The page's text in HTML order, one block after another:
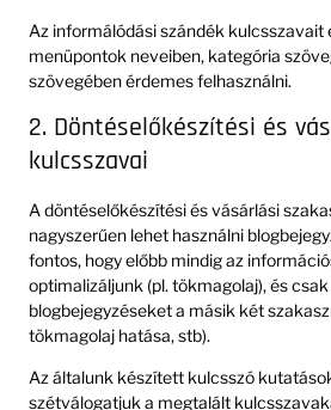
Az informálódási szándék kulcsszavait
menüpontok neveiben, kategória
szövegében érdemes felhasználni.
2. Döntéselőkészítési és
kulcsszavai
A döntéselőkészítési és vásárlási
nagyszerűen lehet használni
fontos, hogy előbb mindig az
optimalizáljunk (pl. tökmagolaj), és
blogbejegyzéseket a másik két
tökmagolaj hatása, stb).
Az általunk készített kulcsszó
szétválogatjuk a megtalált